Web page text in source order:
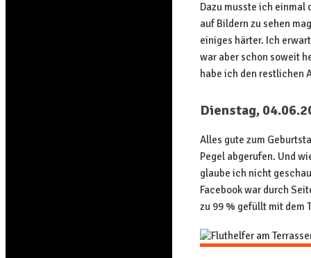
Dazu musste ich einmal
auf Bildern zu sehen
einiges härter. Ich
war aber schon soweit
habe ich den restlichen
Dienstag,
Alles gute zum
Pegel abgerufen. Und
glaube ich nicht
Facebook war durch
zu 99 % gefüllt mit dem